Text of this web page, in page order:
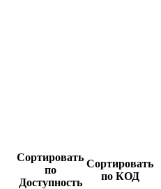
Сортировать
по
Доступность
Сортировать
по КОД